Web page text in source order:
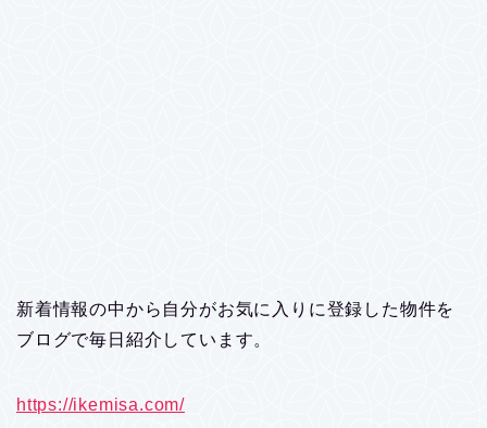
新着情報の中から自分がお気に入りに登録した物件を
ブログで毎日紹介しています。
https://ikemisa.com/